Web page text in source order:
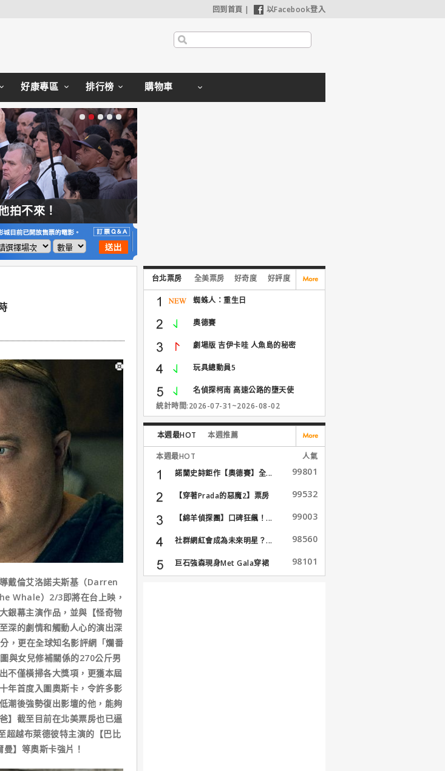
回到首頁 | 以Facebook登入
好康專區 排行榜 購物車
拍不來！
戴倫艾洛諾夫斯基（Darren
Whale）2/3即將在台上映，
銀幕主演作品，並與【怪奇物
深的劇情和觸動人心的演出深
，更在全球知名影評網「爛番
與女兒修補關係的270公斤男
不僅橫掃各大獎項，更獲本屆
年首度入圍奧斯卡，令許多影
潮後強勢復出影壇的他，能夠
】截至目前在北美票房也已逼
超越布萊德彼特主演的【巴比
】等奧斯卡強片！
台北票房 全美票房 好奇度 好評度
蜘蛛人：重生日
奧德賽
劇場版 吉伊卡哇 人魚島的秘密
玩具總動員5
名偵探柯南 高速公路的墮天使
統計時間:2026-07-31~2026-08-02
本週最HOT 本週推薦
本週最HOT
人氣
諾蘭史詩鉅作【奧德賽】全...
99801
【穿著Prada的惡魔2】票房
99532
【綿羊偵探團】口碑狂飆！... 99003
社群網紅會成為未來明星？... 98560
巨石強森現身Met Gala穿裙
子...
98101